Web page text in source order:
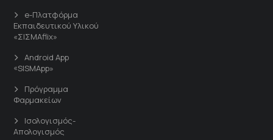
e-Πλατφόρμα
Εκπαιδευτικού Υλικού
«ΣΙΣΜΑflix»
Android App
«SISMApp»
Πρόγραμμα
Φαρμακείων
Ισολογισμός-
Απολογισμός